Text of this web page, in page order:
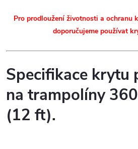
Pro prodloužení životnosti a ochranu
doporučujeme používat
Specifikace krytu
na trampolíny
(12 ft).